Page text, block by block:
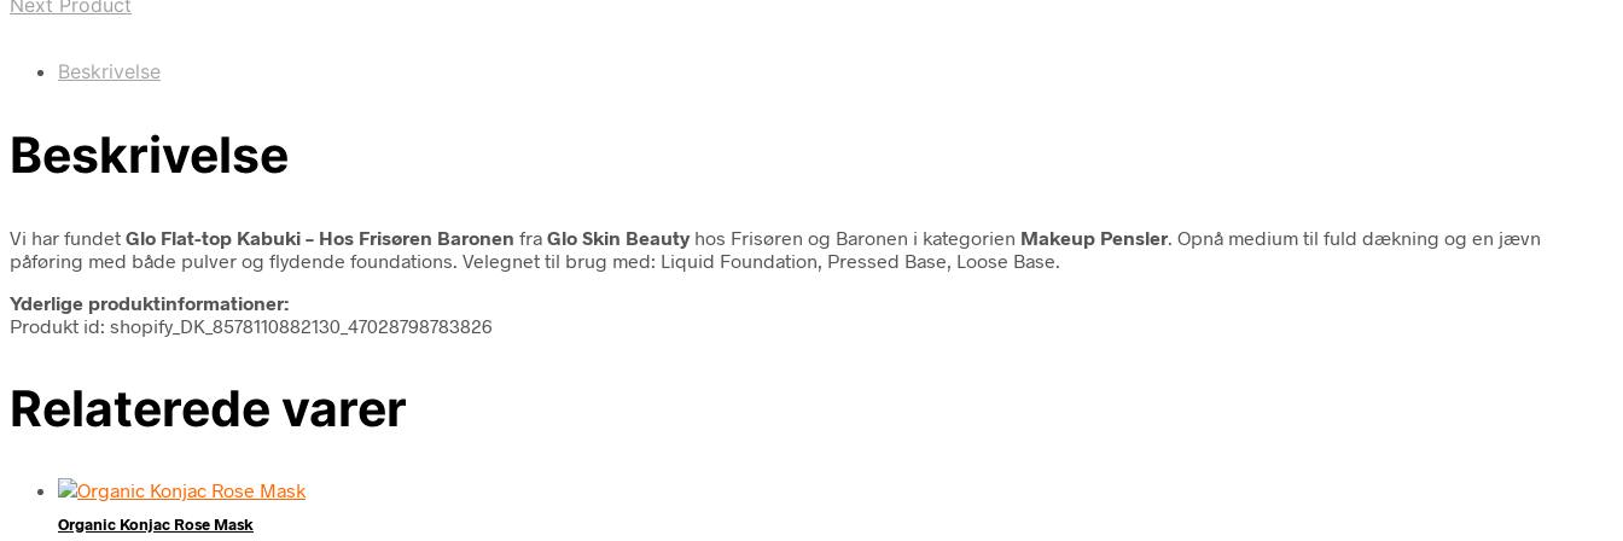
Beskrivelse
Beskrivelse
Vi har fundet Glo Flat-top Kabuki – Hos Frisøren Baronen fra Glo Skin Beautyhos Frisøren og Baronen i kategorien Makeup Pensler . Opnå medium til fuld dækning og en jævn
påføring med både pulver og flydende foundations. Velegnet til brug med: Liquid Foundation, Pressed Base, Loose Base.
Yderlige produktinformationer:
Produkt id: shopify_DK_8578110882130_47028798783826
Relaterede varer
Organic Konjac Rose Mask